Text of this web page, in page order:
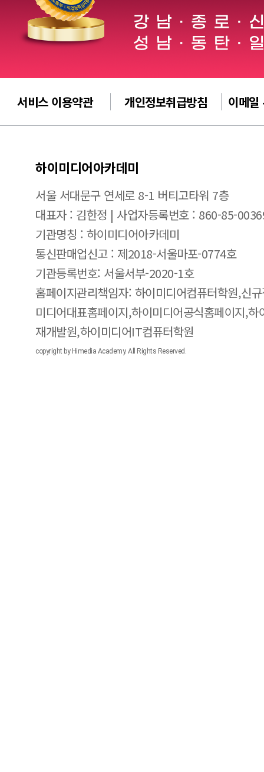
서비스 이용약관 개인정보취급방침 이메일
하이미디어아카데미
서울 서대문구 연세로 8-1 버티고타워 7층
대표자 : 김한정 | 사업자등록번호 : 860-85-
기관명칭 : 하이미디어아카데미
통신판매업신고 : 제2018-서울마포-0774호
기관등록번호: 서울서부-2020-1호
홈페이지관리책임자: 하이미디어컴퓨터학원,신
미디어대표홈페이지,하이미디어공식홈페이지,
재개발원,하이미디어IT컴퓨터학원
copyright by Himedia Academy. All Rights Reserved.